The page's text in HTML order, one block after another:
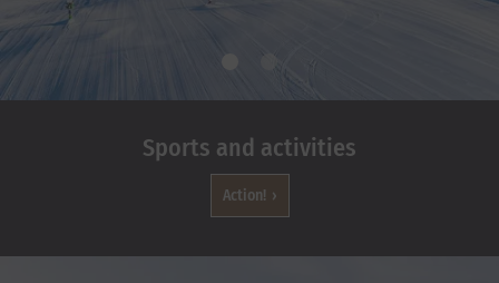
Sports and activities
Action!